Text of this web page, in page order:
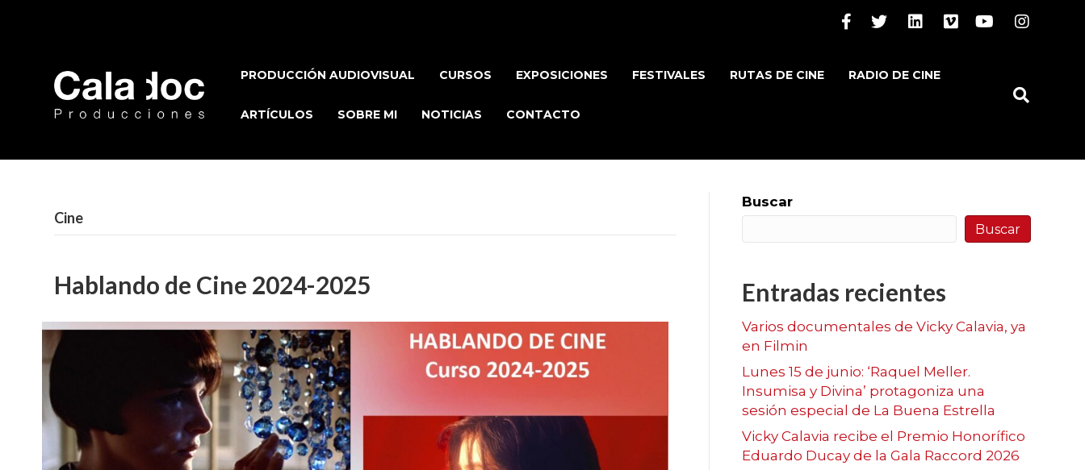
FacebookTwitterLinkedinVimeo YoutubeInstagram
PRODUCCIÓN AUDIOVISUAL CURSOS EXPOSICIONES FESTIVALES RUTAS DE CINE RADIO DE CINE
ARTÍCULOS SOBRE MI NOTICIAS CONTACTO
Cine
Hablando de Cine 2024-2025
Buscar
Buscar
Entradas recientes
Varios documentales de Vicky Calavia, ya
en Filmin
Lunes 15 de junio: ‘Raquel Meller.
Insumisa y Divina’ protagoniza una
sesión especial de La Buena Estrella
Vicky Calavia recibe el Premio Honorífico
Eduardo Ducay de la Gala Raccord 2026